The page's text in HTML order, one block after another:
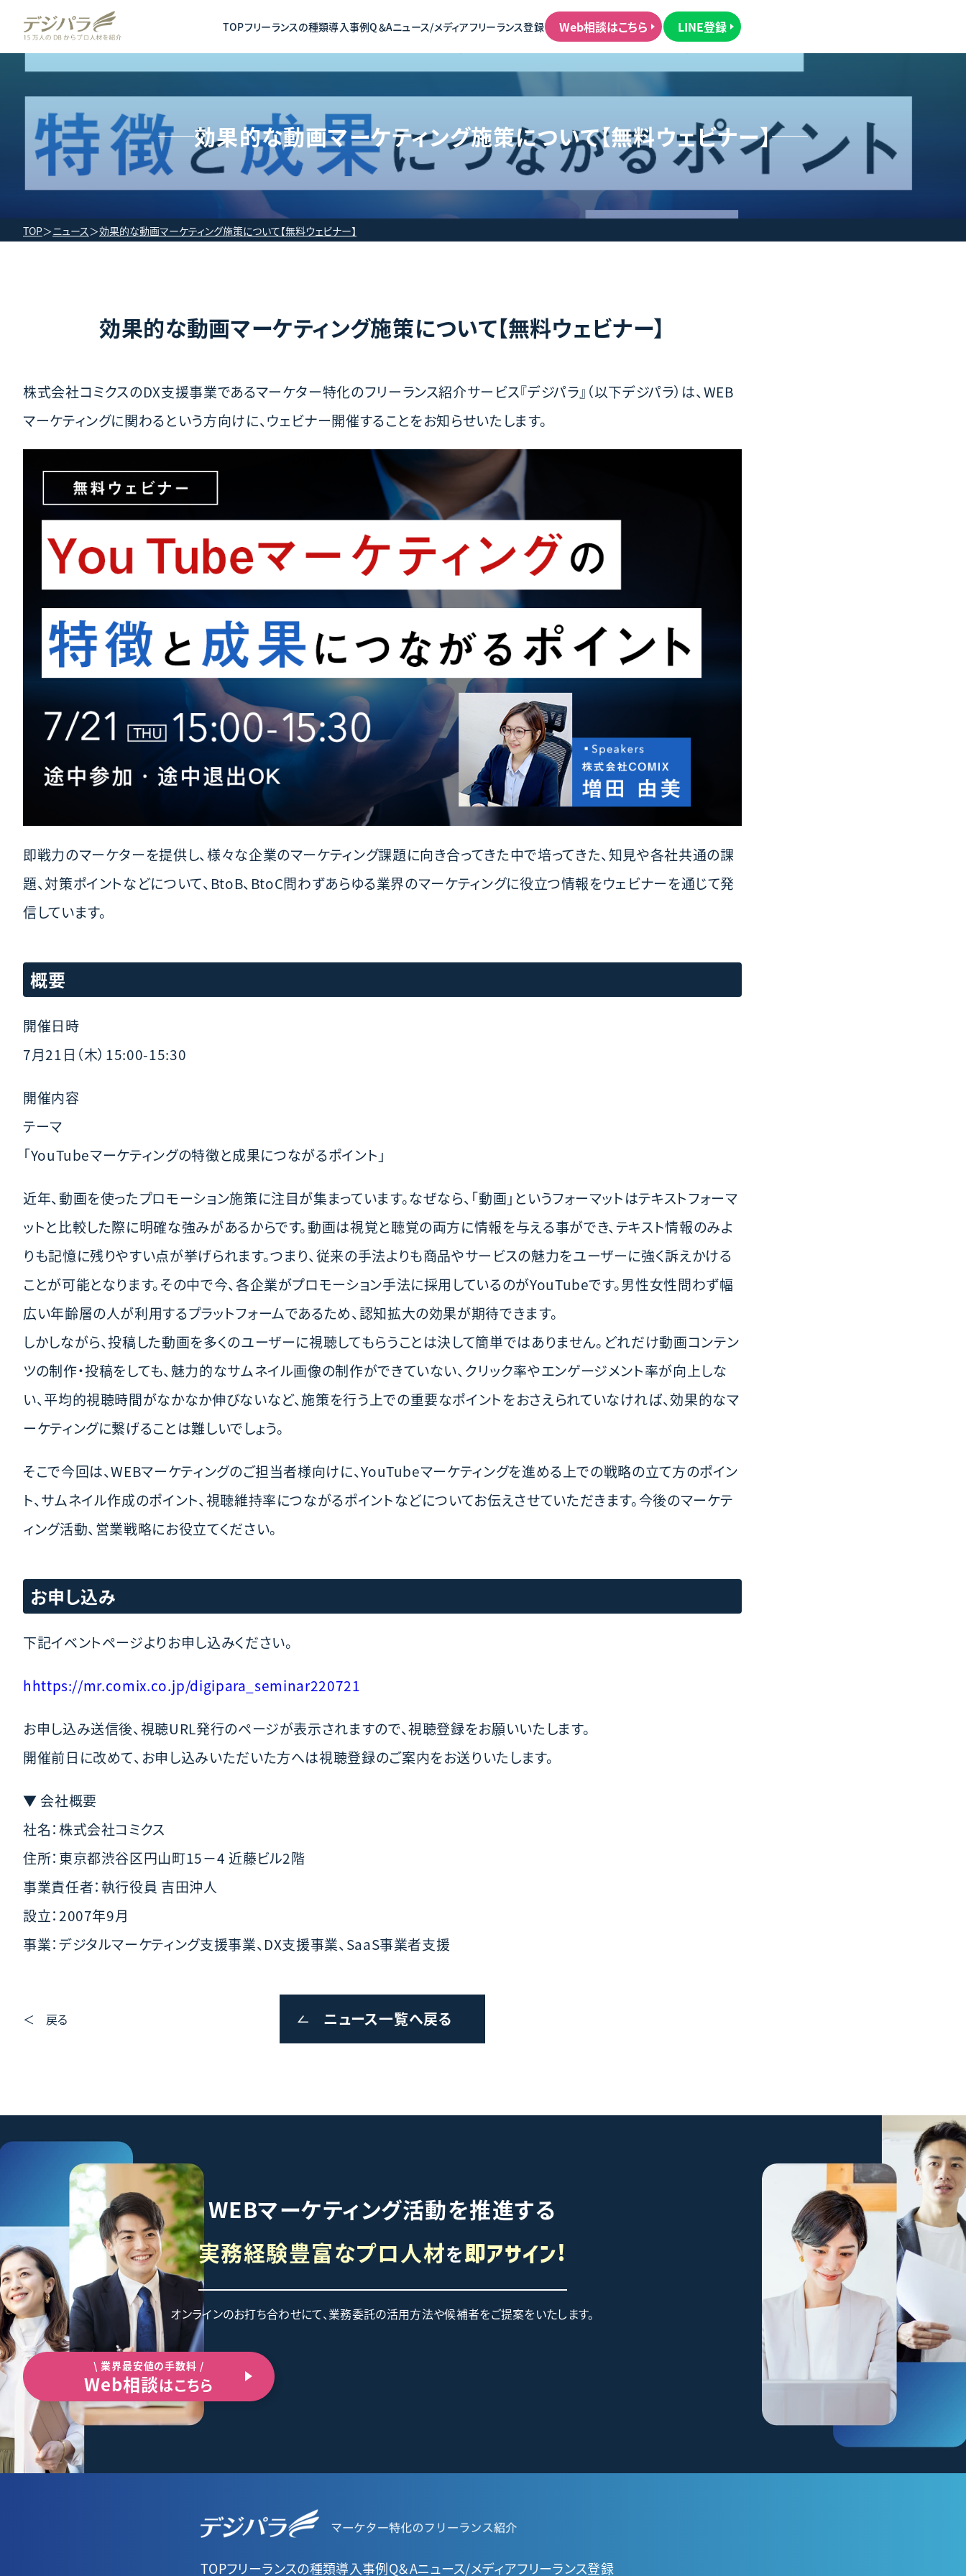
TOPフリーランスの種類導入事例Q＆Aニュース/メディアフリーランス登録 Web相談はこちら LINE登録
効果的な動画マーケティング施策について【無料ウェビナー】
TOP ニュース 効果的な動画マーケティング施策について【無料ウェビナー】
効果的な動画マーケティング施策について【無料ウェビナー】
株式会社コミクスのDX支援事業であるマーケター特化のフリーランス紹介サービス『デジパラ』（以下デジパラ）は、WEB
マーケティングに関わるという方向けに、ウェビナー開催することをお知らせいたします。
即戦力のマーケターを提供し、様々な企業のマーケティング課題に向き合ってきた中で培ってきた、知見や各社共通の課
題、対策ポイントなどについて、BtoB、BtoC問わずあらゆる業界のマーケティングに役立つ情報をウェビナーを通じて発
信しています。
概要
開催日時
7月21日（木）15:00-15:30
開催内容
テーマ
「YouTubeマーケティングの特徴と成果につながるポイント」
近年、動画を使ったプロモーション施策に注目が集まっています。なぜなら、「動画」というフォーマットはテキストフォーマ
ットと比較した際に明確な強みがあるからです。動画は視覚と聴覚の両方に情報を与える事ができ、テキスト情報のみよ
りも記憶に残りやすい点が挙げられます。つまり、従来の手法よりも商品やサービスの魅力をユーザーに強く訴えかける
ことが可能となります。その中で今、各企業がプロモーション手法に採用しているのがYouTubeです。男性女性問わず幅
広い年齢層の人が利用するプラットフォームであるため、認知拡大の効果が期待できます。
しかしながら、投稿した動画を多くのユーザーに視聴してもらうことは決して簡単ではありません。どれだけ動画コンテン
ツの制作・投稿をしても、魅力的なサムネイル画像の制作ができていない、クリック率やエンゲージメント率が向上しな
い、平均的視聴時間がなかなか伸びないなど、施策を行う上での重要なポイントをおさえられていなければ、効果的なマ
ーケティングに繋げることは難しいでしょう。
そこで今回は、WEBマーケティングのご担当者様向けに、YouTubeマーケティングを進める上での戦略の立て方のポイン
ト、サムネイル作成のポイント、視聴維持率につながるポイントなどについてお伝えさせていただきます。今後のマーケテ
ィング活動、営業戦略にお役立てください。
お申し込み
下記イベントページよりお申し込みください。
hhttps://mr.comix.co.jp/digipara_seminar220721
お申し込み送信後、視聴URL発行のページが表示されますので、視聴登録をお願いいたします。
開催前日に改めて、お申し込みいただいた方へは視聴登録のご案内をお送りいたします。
▼ 会社概要
社名：株式会社コミクス
住所：東京都渋谷区円山町15－4 近藤ビル2階
事業責任者：執行役員 吉田沖人
設立：2007年9月
事業：デジタルマーケティング支援事業、DX支援事業、SaaS事業者支援
ニュース一覧へ戻る
＜ 戻る
WEBマーケティング活動を推進する
実務経験豊富なプロ人材を即アサイン!
オンラインのお打ち合わせにて、業務委託の活用方法や候補者をご提案をいたします。
\ 業界最安値の手数料 /
Web相談はこちら
TOPフリーランスの種類導入事例Q＆Aニュース/メディアフリーランス登録